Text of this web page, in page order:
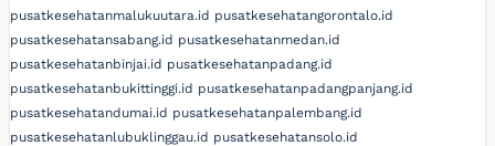
pusatkesehatanmalukuutara.id pusatkesehatangorontalo.id
pusatkesehatansabang.id pusatkesehatanmedan.id
pusatkesehatanbinjai.id pusatkesehatanpadang.id
pusatkesehatanbukittinggi.id pusatkesehatanpadangpanjang.id
pusatkesehatandumai.id pusatkesehatanpalembang.id
pusatkesehatanlubuklinggau.id pusatkesehatansolo.id